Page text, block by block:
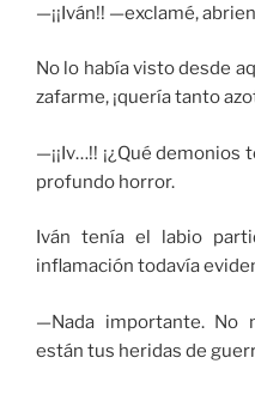
—¡¡Iván!! —exclamé,
No lo había visto desde
zafarme, ¡quería tanto
—¡¡Iv…!! ¡¿Qué
profundo horror.
Iván tenía el labio
inflamación todavía
—Nada importante. No
están tus heridas de